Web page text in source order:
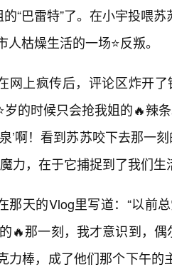
的“巴雷特”了。在小宇投喂
人枯燥生活的一场⭐反叛。
网上疯传后，评论区炸开
岁的时候只会抢我姐的🔥辣
’啊！看到苏苏咬下去那一
力，在于它捕捉到了我们
那天的Vlog里写道：“以前
🔥那一刻，我才意识到，
力棒，成了他们那个下午